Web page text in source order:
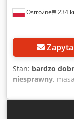
Ostrożne 234
Stan: bardzo
niesprawny,
prac ziemnych o
koparek JCB 3 /
obrębie Europy